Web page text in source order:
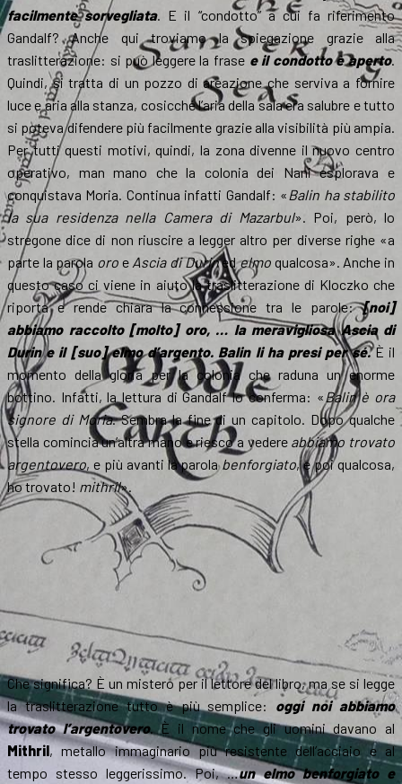
facilmente sorvegliata. E il “condotto” a cui fa riferimento
Gandalf? Anche qui troviamo la spiegazione grazie alla
traslitterazione: si può leggere la frase e il condotto è aperto.
Quindi, si tratta di un pozzo di areazione che serviva a fornire
luce e aria alla stanza, cosicché l’aria della sala era salubre e tutto
si poteva difendere più facilmente grazie alla visibilità più ampia.
Per tutti questi motivi, quindi, la zona divenne il nuovo centro
operativo, man mano che la colonia dei Nani esplorava e
conquistava Moria. Continua infatti Gandalf: « Balin ha stabilito
la sua residenza nella Camera di Mazarbul». Poi, però, lo
stregone dice di non riuscire a legger altro per diverse righe «a
parte la parola oro e Ascia di Durinedelmo qualcosa». Anche in
questo caso ci viene in aiuto la traslitterazione di Kloczko che
riporta e rende chiara la connessione tra le parole:[noi]
abbiamo raccolto [molto] oro, … la meravigliosa Ascia di
Durin e il [suo] elmo d’argento. Balin li ha presi per sé.È il
momento della gloria per la colonia che raduna un enorme
bottino. Infatti, la lettura di Gandalf lo conferma: «Balin è ora
signore di Moria. Sembra la fine di un capitolo. Dopo qualche
stella comincia un’altra mano e riesco a vedere abbiamo trovato
argentovero, e più avanti la parolabenforgiato, e poi qualcosa,
ho trovato! mithril».
Che significa? È un mistero per il lettore del libro, ma se si legge
la traslitterazione tutto è più semplice: oggi noi abbiamo
trovato l’argentovero. È il nome che gli uomini davano al
Mithril, metallo immaginario più resistente dell’acciaio e al
tempo stesso leggerissimo. Poi, …un elmo benforgiato e